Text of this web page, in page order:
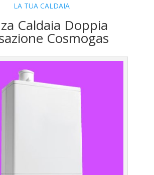
LA TUA CALDAIA
Caldaia Doppia
Cosmogas